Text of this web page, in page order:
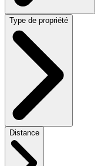
Type de propriété
Distance